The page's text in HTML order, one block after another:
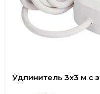
Удлинитель 3x3 м с